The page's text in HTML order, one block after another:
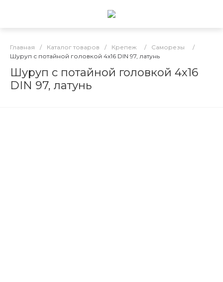
Главная / Каталог товаров / Крепеж / Саморезы
/
Шуруп с потайной головкой 4х16 DIN 97, латунь
Шуруп с потайной головкой 4х16
DIN 97, латунь